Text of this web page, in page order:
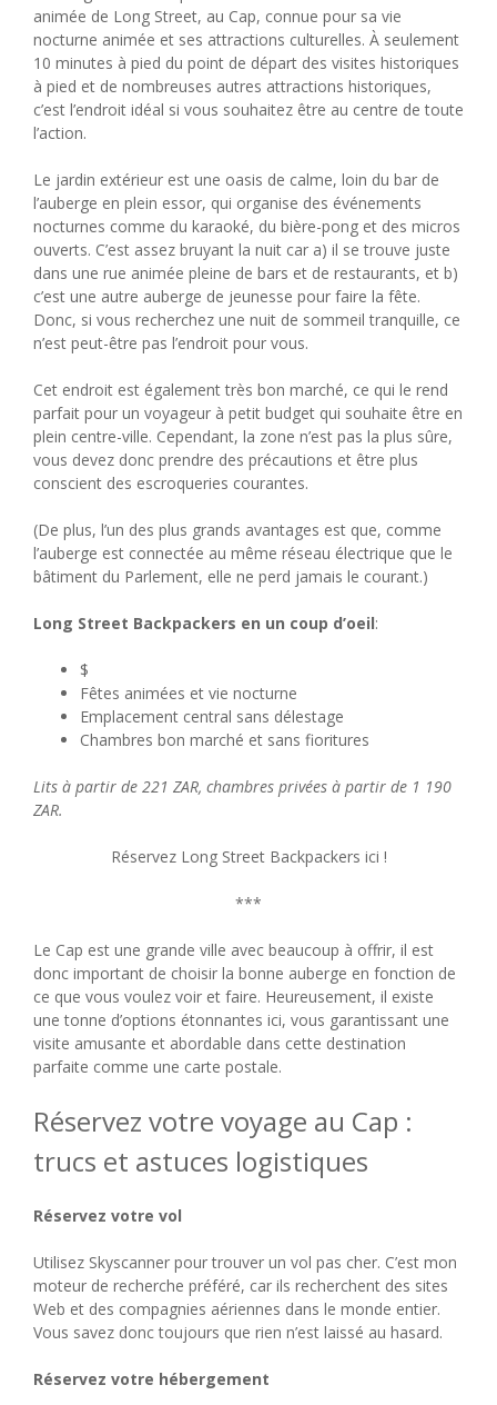
animée de Long Street, au Cap, connue pour sa vie
nocturne animée et ses attractions culturelles. À seulement
10 minutes à pied du point de départ des visites historiques
à pied et de nombreuses autres attractions historiques,
c’est l’endroit idéal si vous souhaitez être au centre de toute
l’action.
Le jardin extérieur est une oasis de calme, loin du bar de
l’auberge en plein essor, qui organise des événements
nocturnes comme du karaoké, du bière-pong et des micros
ouverts. C’est assez bruyant la nuit car a) il se trouve juste
dans une rue animée pleine de bars et de restaurants, et b)
c’est une autre auberge de jeunesse pour faire la fête.
Donc, si vous recherchez une nuit de sommeil tranquille, ce
n’est peut-être pas l’endroit pour vous.
Cet endroit est également très bon marché, ce qui le rend
parfait pour un voyageur à petit budget qui souhaite être en
plein centre-ville. Cependant, la zone n’est pas la plus sûre,
vous devez donc prendre des précautions et être plus
conscient des escroqueries courantes.
(De plus, l’un des plus grands avantages est que, comme
l’auberge est connectée au même réseau électrique que le
bâtiment du Parlement, elle ne perd jamais le courant.)
Long Street Backpackers en un coup d’oeil:
$
Fêtes animées et vie nocturne
Emplacement central sans délestage
Chambres bon marché et sans fioritures
Lits à partir de 221 ZAR, chambres privées à partir de 1 190
ZAR.
Réservez Long Street Backpackers ici !
***
Le Cap est une grande ville avec beaucoup à offrir, il est
donc important de choisir la bonne auberge en fonction de
ce que vous voulez voir et faire. Heureusement, il existe
une tonne d’options étonnantes ici, vous garantissant une
visite amusante et abordable dans cette destination
parfaite comme une carte postale.
Réservez votre voyage au Cap :
trucs et astuces logistiques
Réservez votre vol
Utilisez Skyscanner pour trouver un vol pas cher. C’est mon
moteur de recherche préféré, car ils recherchent des sites
Web et des compagnies aériennes dans le monde entier.
Vous savez donc toujours que rien n’est laissé au hasard.
Réservez votre hébergement